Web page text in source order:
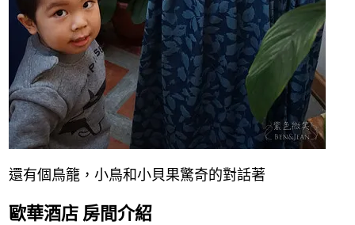
還有個鳥籠，小鳥和小貝果驚奇的對話著
歐華酒店 房間介紹